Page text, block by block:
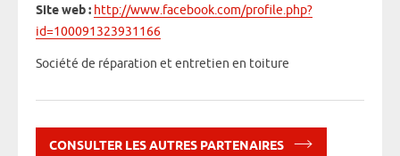
Site web : http://www.facebook.com/profile.php?
id=100091323931166
Société de réparation et entretien en toiture
CONSULTER LES AUTRES PARTENAIRES